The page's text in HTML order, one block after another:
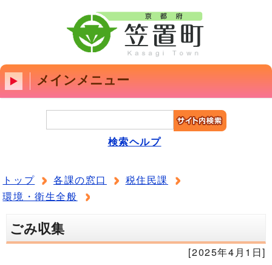
メインメニュー
検索ヘルプ
トップ 各課の窓口
税住民課
環境・衛生全般
ごみ収集
[2025年4月1日]